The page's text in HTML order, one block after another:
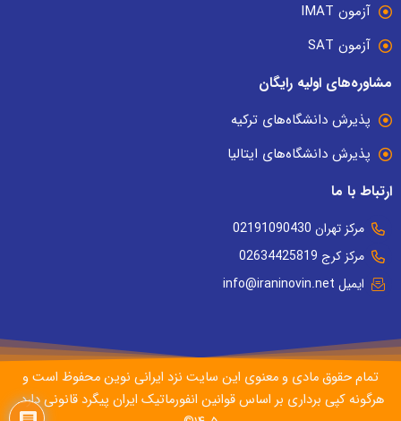
آزمون IMAT
آزمون SAT
مشاوره‌های اولیه رایگان
پذیرش دانشگاه‌های ترکیه
پذیرش دانشگاه‌های ایتالیا
ارتباط با ما
مرکز تهران 02191090430
مرکز کرج 02634425819
ایمیل info@iraninovin.net
تمام حقوق مادی و معنوی این سایت نزد ایرانی نوین محفوظ است و
هرگونه کپی برداری بر اساس قوانین انفورماتیک ایران پیگرد قانونی دارد.